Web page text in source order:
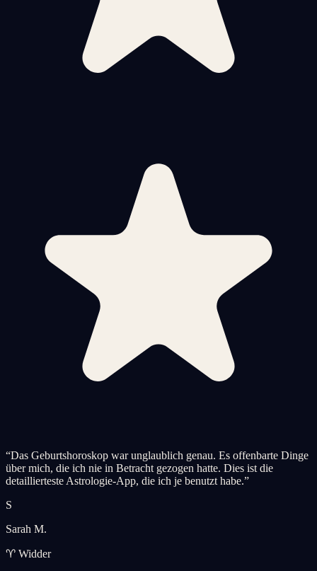
“Das Geburtshoroskop war unglaublich genau. Es offenbarte Dinge
über mich, die ich nie in Betracht gezogen hatte. Dies ist die
detaillierteste Astrologie-App, die ich je benutzt habe.”
S
Sarah M.
♈ Widder